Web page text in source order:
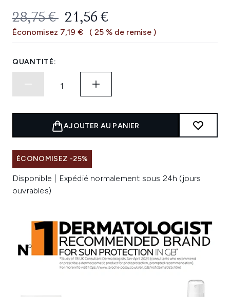
PRIX DE VENTE :
28,75 € PRIX ​​ACTUEL :
21,56 €
Économisez 7,19 € ( 25 % de remise )
QUANTITÉ:
AJOUTER AU PANIER
ÉCONOMISEZ -25%
Disponible | Expédié normalement sous 24h (jours
ouvrables)